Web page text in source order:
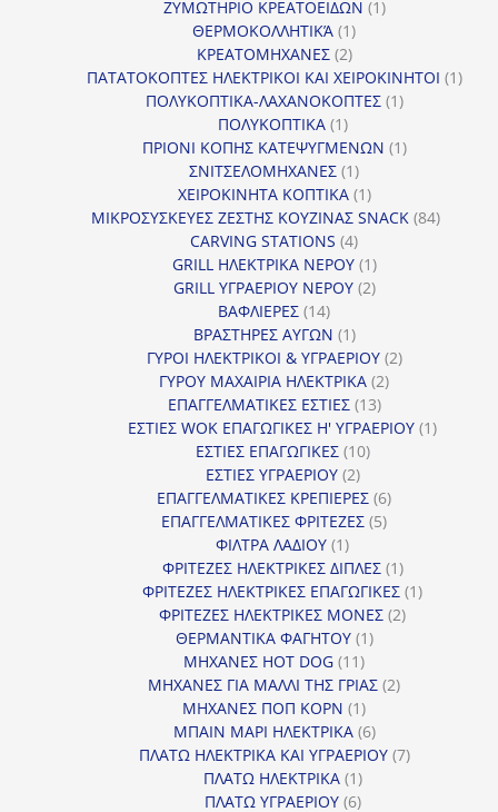
προϊόν
ΖΥΜΩΤΗΡΙΟ ΚΡΕΑΤΟΕΙΔΩΝ 11
ΘΕΡΜΟΚΟΛΛΗΤΙΚΆ 11
προϊόν
ΚΡΕΑΤΟΜΗΧΑΝΕΣ 22
προϊόντα
ΠΑΤΑΤΟΚΟΠΤΕΣ ΗΛΕΚΤΡΙΚΟΙ ΚΑΙ ΧΕΙΡΟΚΙΝΗΤΟΙ 11
ΠΟΛΥΚΟΠΤΙΚΑ-ΛΑΧΑΝΟΚΟΠΤΕΣ 11
ΠΟΛΥΚΟΠΤΙΚΑ 11
προϊόν
ΠΡΙΟΝΙ ΚΟΠΗΣ ΚΑΤΕΨΥΓΜΕΝΩΝ 11
ΣΝΙΤΣΕΛΟΜΗΧΑΝΕΣ 11
προϊόν
ΧΕΙΡΟΚΙΝΗΤΑ ΚΟΠΤΙΚΑ 11
προϊόν
ΜΙΚΡΟΣΥΣΚΕΥΕΣ ΖΕΣΤΗΣ ΚΟΥΖΙΝΑΣ SNACK 8484
CARVING STATIONS 44
προϊόντα
GRILL ΗΛΕΚΤΡΙΚΑ ΝΕΡΟΥ 11
προϊόν
GRILL ΥΓΡΑΕΡΙΟΥ ΝΕΡΟΥ 22
ΒΑΦΛΙΕΡΕΣ 1414
προϊόντα
ΒΡΑΣΤΗΡΕΣ ΑΥΓΩΝ 11
προϊόν
ΓΥΡΟΙ ΗΛΕΚΤΡΙΚΟΙ & ΥΓΡΑΕΡΙΟΥ 22
ΓΥΡΟΥ ΜΑΧΑΙΡΙΑ ΗΛΕΚΤΡΙΚΑ 22
ΕΠΑΓΓΕΛΜΑΤΙΚΕΣ ΕΣΤΙΕΣ 1313
προϊόντα
ΕΣΤΙΕΣ WOK ΕΠΑΓΩΓΙΚΕΣ Η' ΥΓΡΑΕΡΙΟΥ 11
ΕΣΤΙΕΣ ΕΠΑΓΩΓΙΚΕΣ 1010
ΕΣΤΙΕΣ ΥΓΡΑΕΡΙΟΥ 22
προϊόντα
ΕΠΑΓΓΕΛΜΑΤΙΚΕΣ ΚΡΕΠΙΕΡΕΣ 66
προϊόντα
ΕΠΑΓΓΕΛΜΑΤΙΚΕΣ ΦΡΙΤΕΖΕΣ 55
ΦΙΛΤΡΑ ΛΑΔΙΟΥ 11
προϊόν
ΦΡΙΤΕΖΕΣ ΗΛΕΚΤΡΙΚΕΣ ΔΙΠΛΕΣ 11
προϊόν
ΦΡΙΤΕΖΕΣ ΗΛΕΚΤΡΙΚΕΣ ΕΠΑΓΩΓΙΚΕΣ 11
ΦΡΙΤΕΖΕΣ ΗΛΕΚΤΡΙΚΕΣ ΜΟΝΕΣ 22
ΘΕΡΜΑΝΤΙΚΑ ΦΑΓΗΤΟΥ 11
ΜΗΧΑΝΕΣ HOT DOG 1111
προϊόντα
ΜΗΧΑΝΕΣ ΓΙΑ ΜΑΛΛΙ ΤΗΣ ΓΡΙΑΣ 22
ΜΗΧΑΝΕΣ ΠΟΠ ΚΟΡΝ 11
προϊόν
ΜΠΑΙΝ ΜΑΡΙ ΗΛΕΚΤΡΙΚΑ 66
προϊόντα
ΠΛΑΤΩ ΗΛΕΚΤΡΙΚΑ ΚΑΙ ΥΓΡΑΕΡΙΟΥ 77
ΠΛΑΤΩ ΗΛΕΚΤΡΙΚΑ 11
προϊόν
ΠΛΑΤΩ ΥΓΡΑΕΡΙΟΥ 66